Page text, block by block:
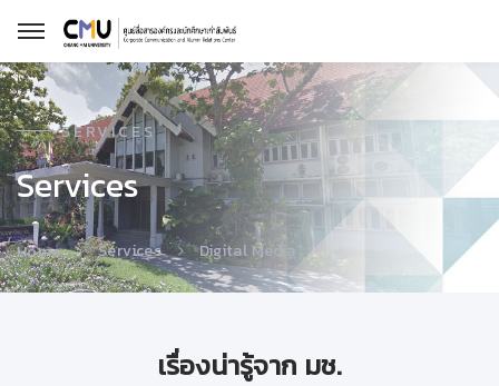
SERVICES
Services
Home Services Digital Media
เรื่องน่ารู้จาก มช.